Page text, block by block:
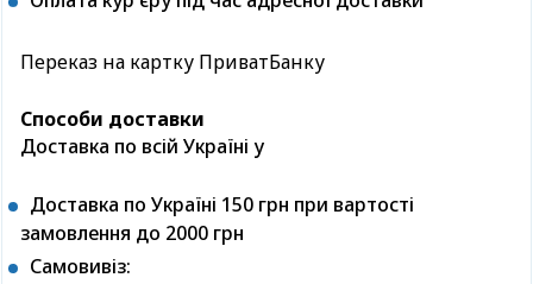
Переказ на картку ПриватБанку
Способи доставки
Доставка по всій Україні у
Доставка по Україні 150 грн при вартості
замовлення до 2000 грн
Самовивіз: